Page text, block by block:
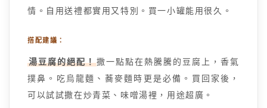
情。自用送禮都實用又特別。買一小罐能用很久。
搭配建議：
湯豆腐的絕配！撒一點點在熱騰騰的豆腐上，香氣
撲鼻。吃烏龍麵、蕎麥麵時更是必備。買回家後，
可以試試撒在炒青菜、味噌湯裡，用途超廣。